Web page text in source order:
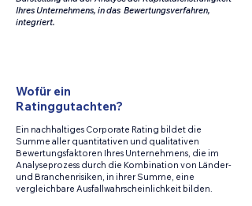
Ihres Unternehmens, in das Bewertungsverfahren,
integriert.
Wofür ein
Ratinggutachten?
Ein nachhaltiges Corporate Rating bildet die
Summe aller quantitativen und qualitativen
Bewertungsfaktoren Ihres Unternehmens, die im
Analyseprozess durch die Kombination von Länder-
und Branchenrisiken, in ihrer Summe, eine
vergleichbare Ausfallwahrscheinlichkeit bilden.